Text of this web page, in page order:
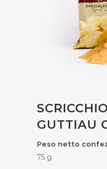
GUTTIAU
Peso netto
75 g